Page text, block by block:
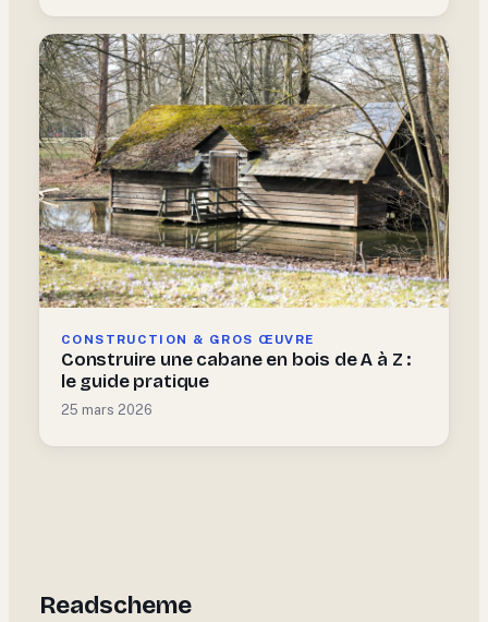
CONSTRUCTION & GROS ŒUVRE
Construire une cabane en bois de A à Z :
le guide pratique
25 mars 2026
Readscheme